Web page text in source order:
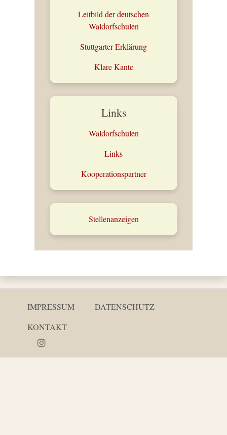
Leitbild der deutschen
Waldorfschulen
Stuttgarter Erklärung
Klare Kante
Links
Waldorfschulen
Links
Kooperationspartner
Stellenanzeigen
IMPRESSUM
DATENSCHUTZ
KONTAKT